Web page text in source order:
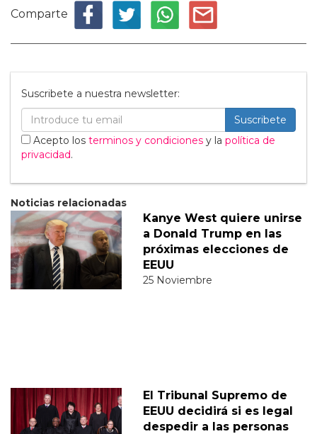
Comparte
Suscribete a nuestra newsletter:
Suscribete
Acepto los terminos y condiciones y la política de
privacidad.
Noticias relacionadas
Kanye West quiere unirse
a Donald Trump en las
próximas elecciones de
EEUU
25 Noviembre
El Tribunal Supremo de
EEUU decidirá si es legal
despedir a las personas